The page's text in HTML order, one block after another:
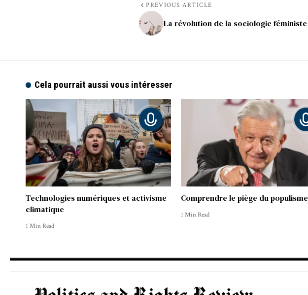
PREVIOUS ARTICLE
La révolution de la sociologie féministe
Cela pourrait aussi vous intéresser
Technologies numériques et activisme
climatique
1 Min Read
Comprendre le piège du populisme
1 Min Read